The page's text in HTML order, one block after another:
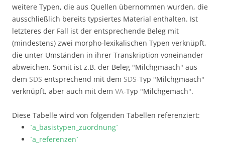
weitere Typen, die aus Quellen übernommen wurden, die
ausschließlich bereits typsiertes Material enthalten. Ist
letzteres der Fall ist der entsprechende Beleg mit
(mindestens) zwei morpho-lexikalischen Typen verknüpft,
die unter Umständen in ihrer Transkription voneinander
abweichen. Somit ist z.B. der Beleg "Milchgmaach" aus
dem SDS entsprechend mit dem SDS-Typ "Milchgmaach"
verknüpft, aber auch mit dem VA-Typ "Milchgemach".
Diese Tabelle wird von folgenden Tabellen referenziert:
`a_basistypen_zuordnung`
`a_referenzen`